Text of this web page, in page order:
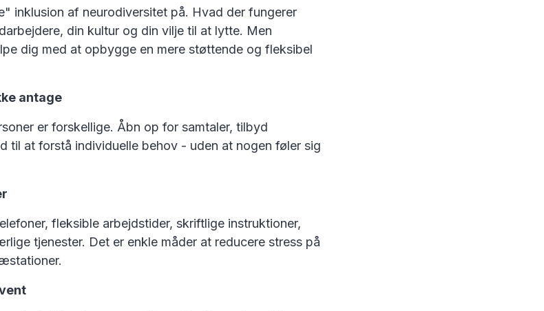
inklusion af neurodiversitet på. Hvad der fungerer
din kultur og din vilje til at lytte. Men
dig med at opbygge en mere støttende og fleksibel
antage
er forskellige. Åbn op for samtaler, tilbyd
til at forstå individuelle behov - uden at nogen føler sig
fleksible arbejdstider, skriftlige instruktioner,
tjenester. Det er enkle måder at reducere stress på